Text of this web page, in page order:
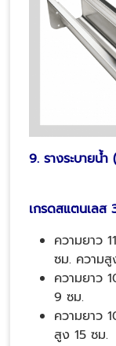
9. รางระบายน้ำ
เกรดสแตนเลส
ความยาว
ซม. ความสู
ความยาว
9 ซม.
ความยาว
สูง 15 ซม.